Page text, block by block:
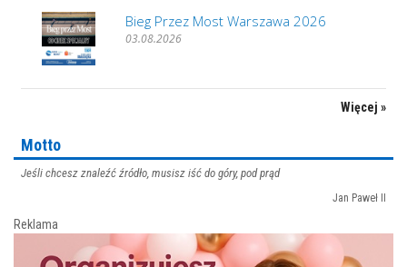
Bieg Przez Most Warszawa 2026
03.08.2026
Więcej »
Motto
Jeśli chcesz znaleźć źródło, musisz iść do góry, pod prąd
Jan Paweł II
Reklama